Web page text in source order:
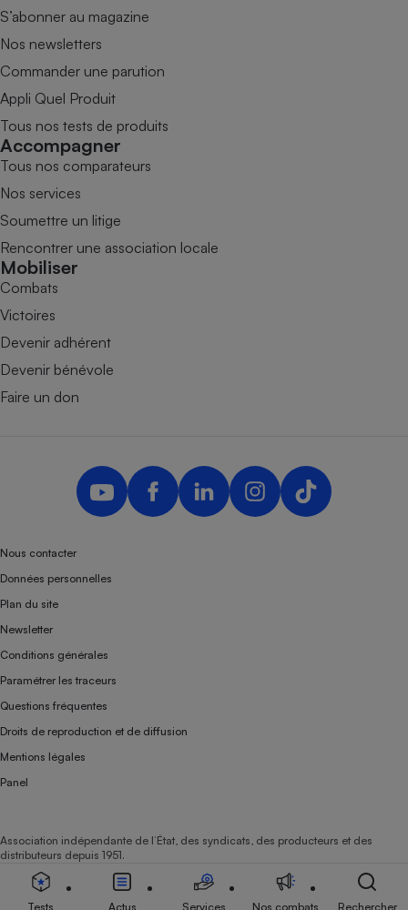
S’abonner au magazine
Nos newsletters
Commander une parution
Appli Quel Produit
Tous nos tests de produits
Accompagner
Tous nos comparateurs
Nos services
Soumettre un litige
Rencontrer une association locale
Mobiliser
Combats
Victoires
Devenir adhérent
Devenir bénévole
Faire un don
Nous contacter
Données personnelles
Plan du site
Newsletter
Conditions générales
Paramétrer les traceurs
Questions fréquentes
Droits de reproduction et de diffusion
Mentions légales
Panel
Association indépendante de l’État, des syndicats, des producteurs et des
distributeurs depuis 1951.
Tests Actus Services Nos combats Rechercher